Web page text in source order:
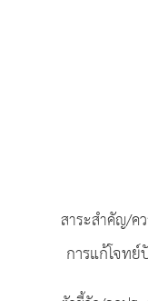
สาระสำคัญ/ค
การแก้โจท